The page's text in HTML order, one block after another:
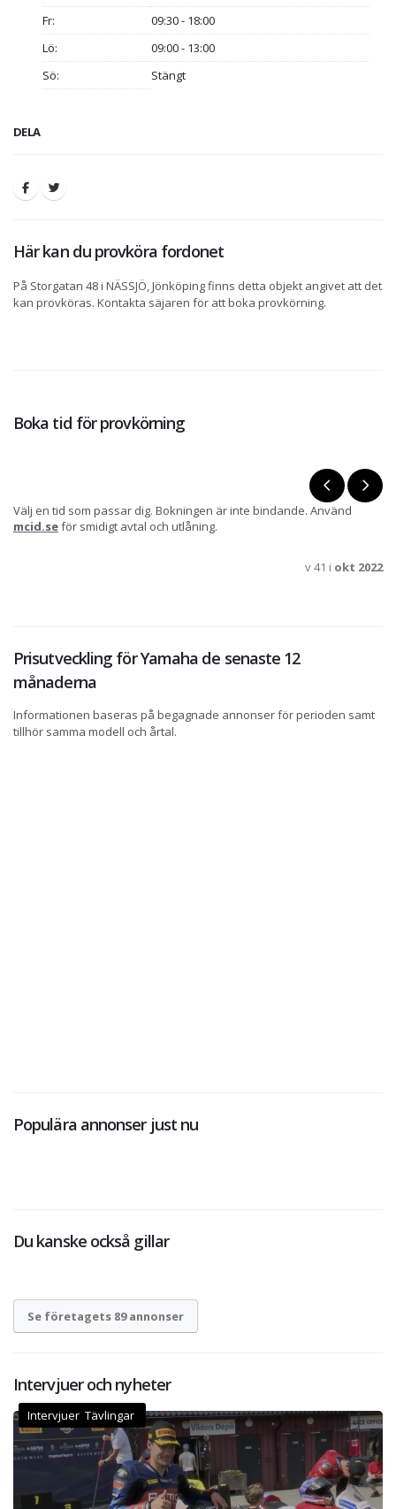
Fr:
09:30 - 18:00
Lö:
09:00 - 13:00
Sö:
Stängt
DELA
Här kan du provköra fordonet
På Storgatan 48 i NÄSSJÖ, Jönköping finns detta objekt angivet att det
kan provköras. Kontakta säjaren för att boka provkörning.
Boka tid för provkörning
Välj en tid som passar dig. Bokningen är inte bindande. Använd
mcid.seför smidigt avtal och utlåning.
v 41 i okt 2022
Prisutveckling för Yamaha de senaste 12
månaderna
Informationen baseras på begagnade annonser för perioden samt
tillhör samma modell och årtal.
Populära annonser just nu
Du kanske också gillar
Se företagets 89 annonser
Intervjuer och nyheter
Intervjuer Tävlingar